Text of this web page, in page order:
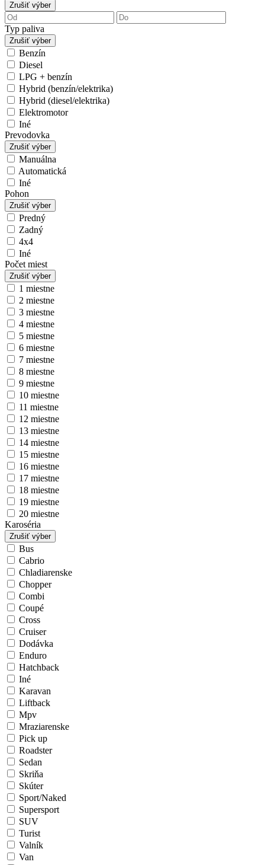
Zrušiť výber
Typ paliva
Zrušiť výber
Benzín
Diesel
LPG + benzín
Hybrid (benzín/elektrika)
Hybrid (diesel/elektrika)
Elektromotor
Iné
Prevodovka
Zrušiť výber
Manuálna
Automatická
Iné
Pohon
Zrušiť výber
Predný
Zadný
4x4
Iné
Počet miest
Zrušiť výber
1 miestne
2 miestne
3 miestne
4 miestne
5 miestne
6 miestne
7 miestne
8 miestne
9 miestne
10 miestne
11 miestne
12 miestne
13 miestne
14 miestne
15 miestne
16 miestne
17 miestne
18 miestne
19 miestne
20 miestne
Karoséria
Zrušiť výber
Bus
Cabrio
Chladiarenske
Chopper
Combi
Coupé
Cross
Cruiser
Dodávka
Enduro
Hatchback
Iné
Karavan
Liftback
Mpv
Mraziarenske
Pick up
Roadster
Sedan
Skriňa
Skúter
Sport/Naked
Supersport
SUV
Turist
Valník
Van